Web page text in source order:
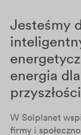
Jesteśmy
energia
W Solplanet
firmy i